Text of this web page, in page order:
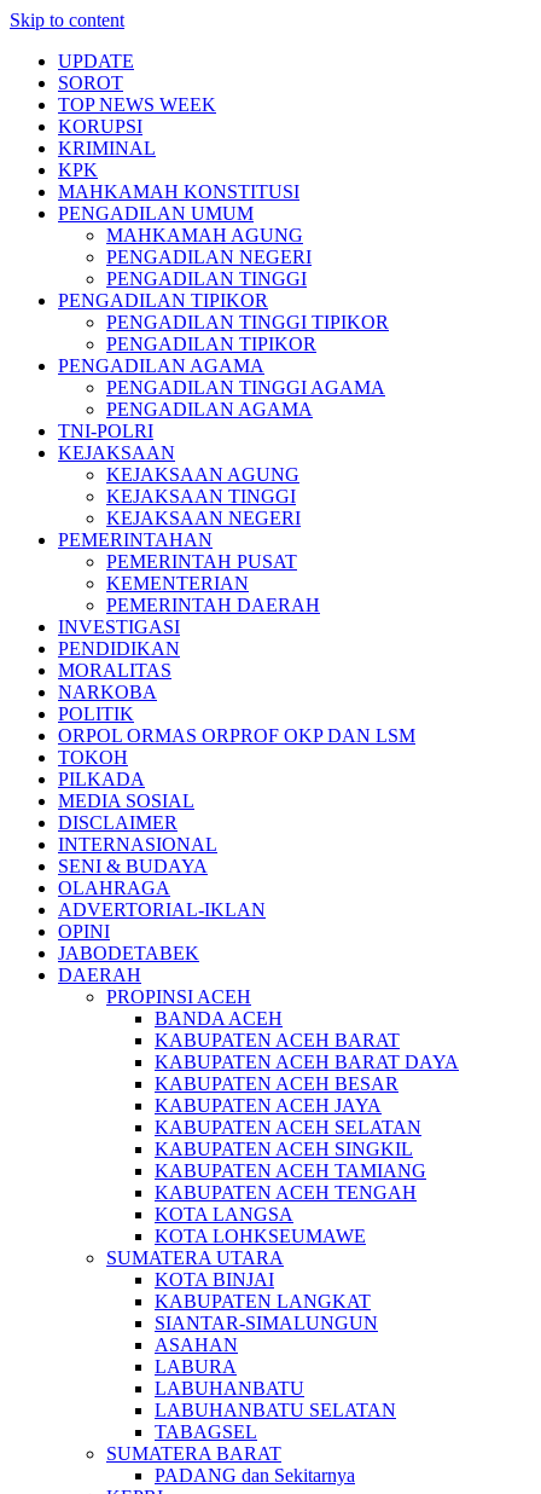
Skip to content
UPDATE
SOROT
TOP NEWS WEEK
KORUPSI
KRIMINAL
KPK
MAHKAMAH KONSTITUSI
PENGADILAN UMUM
MAHKAMAH AGUNG
PENGADILAN NEGERI
PENGADILAN TINGGI
PENGADILAN TIPIKOR
PENGADILAN TINGGI TIPIKOR
PENGADILAN TIPIKOR
PENGADILAN AGAMA
PENGADILAN TINGGI AGAMA
PENGADILAN AGAMA
TNI-POLRI
KEJAKSAAN
KEJAKSAAN AGUNG
KEJAKSAAN TINGGI
KEJAKSAAN NEGERI
PEMERINTAHAN
PEMERINTAH PUSAT
KEMENTERIAN
PEMERINTAH DAERAH
INVESTIGASI
PENDIDIKAN
MORALITAS
NARKOBA
POLITIK
ORPOL ORMAS ORPROF OKP DAN LSM
TOKOH
PILKADA
MEDIA SOSIAL
DISCLAIMER
INTERNASIONAL
SENI & BUDAYA
OLAHRAGA
ADVERTORIAL-IKLAN
OPINI
JABODETABEK
DAERAH
PROPINSI ACEH
BANDA ACEH
KABUPATEN ACEH BARAT
KABUPATEN ACEH BARAT DAYA
KABUPATEN ACEH BESAR
KABUPATEN ACEH JAYA
KABUPATEN ACEH SELATAN
KABUPATEN ACEH SINGKIL
KABUPATEN ACEH TAMIANG
KABUPATEN ACEH TENGAH
KOTA LANGSA
KOTA LOHKSEUMAWE
SUMATERA UTARA
KOTA BINJAI
KABUPATEN LANGKAT
SIANTAR-SIMALUNGUN
ASAHAN
LABURA
LABUHANBATU
LABUHANBATU SELATAN
TABAGSEL
SUMATERA BARAT
PADANG dan Sekitarnya